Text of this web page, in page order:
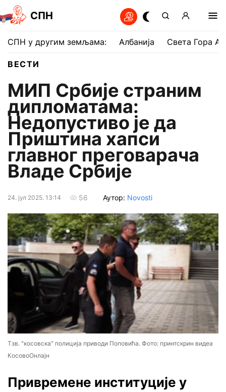
СПН
СПН у другим земљама: Албанија Света Гора
ВЕСТИ
МИП Србије страним
дипломатама:
Недопустиво је да
Приштина хапси
главног преговарача
Владе Србије
24. јул 2025. 13:14 56 Аутор: Novosti
Тзв. "косовска" полиција приводи Поповића. Фото: принтскрин видеа
КосовоОнлајн
Привремене институције у